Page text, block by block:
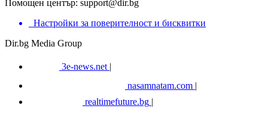
Помощен център: support@dir.bg
Настройки за поверителност и бисквитки
Dir.bg Media Group
3e-news.net |
nasamnatam.com |
realtimefuture.bg |